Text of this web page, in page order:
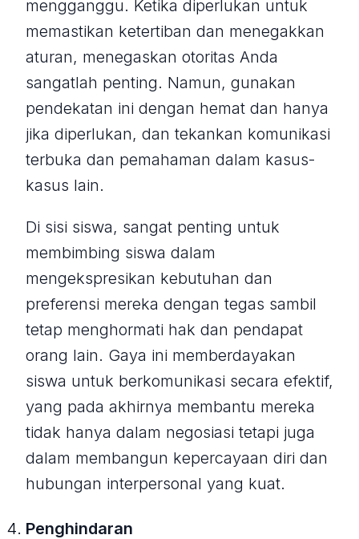
mengganggu. Ketika diperlukan untuk
memastikan ketertiban dan menegakkan
aturan, menegaskan otoritas Anda
sangatlah penting. Namun, gunakan
pendekatan ini dengan hemat dan hanya
jika diperlukan, dan tekankan komunikasi
terbuka dan pemahaman dalam kasus-
kasus lain.
Di sisi siswa, sangat penting untuk
membimbing siswa dalam
mengekspresikan kebutuhan dan
preferensi mereka dengan tegas sambil
tetap menghormati hak dan pendapat
orang lain. Gaya ini memberdayakan
siswa untuk berkomunikasi secara efektif,
yang pada akhirnya membantu mereka
tidak hanya dalam negosiasi tetapi juga
dalam membangun kepercayaan diri dan
hubungan interpersonal yang kuat.
Penghindaran